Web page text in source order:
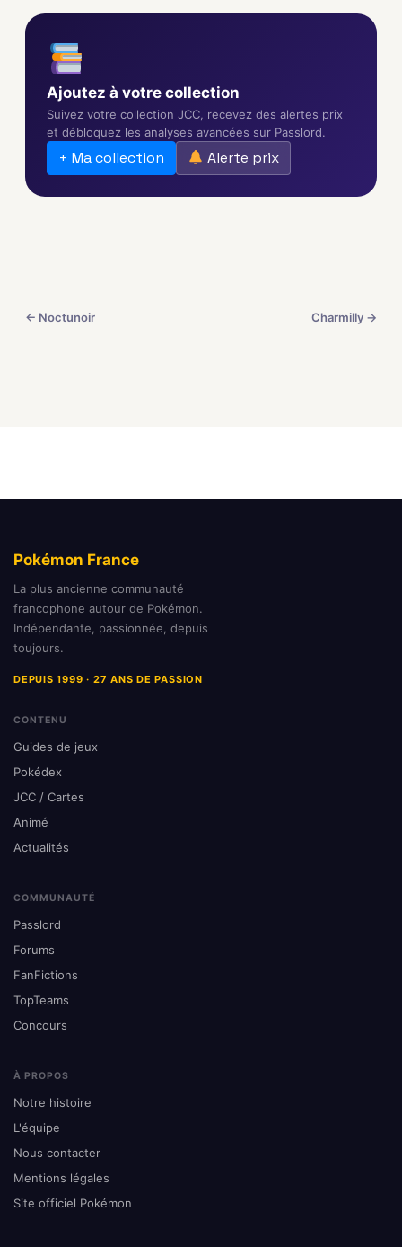
Ajoutez à votre collection
Suivez votre collection JCC, recevez des alertes prix
et débloquez les analyses avancées sur Passlord.
+ Ma collection Alerte prix
← Noctunoir Charmilly →
Pokémon France
La plus ancienne communauté
francophone autour de Pokémon.
Indépendante, passionnée, depuis
toujours.
DEPUIS 1999 · 27 ANS DE PASSION
CONTENU
Guides de jeux
Pokédex
JCC / Cartes
Animé
Actualités
COMMUNAUTÉ
Passlord
Forums
FanFictions
TopTeams
Concours
À PROPOS
Notre histoire
L'équipe
Nous contacter
Mentions légales
Site officiel Pokémon